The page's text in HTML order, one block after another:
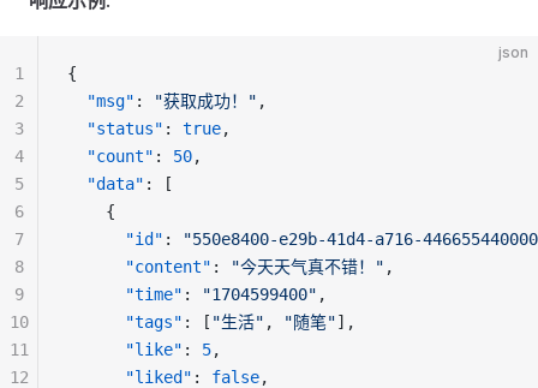
json
{
  "msg"
: "获取成功！" ,
  "status"
: true,
  "count"
: 50,
  "data"
: [
    {
      "id"
:
"550e8400-e29b-41d4-a716-
      "content"
: "今天天气真不错！" ,
      "time"
: "1704599400" ,
      "tags"
: [ "生活" , "随笔"],
      "like"
: 5,
      "liked"
: false,
1
2
3
4
5
6
7
8
9
10
11
12